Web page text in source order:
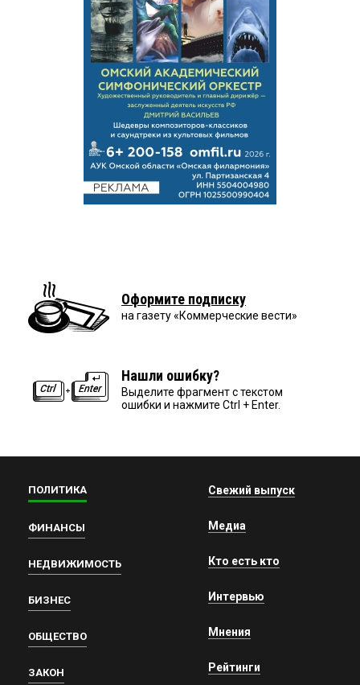
Оформите подписку
на газету «Коммерческие вести»
Нашли ошибку?
Выделите фрагмент с текстом
ошибки и нажмите Ctrl + Enter.
ПОЛИТИКА
ФИНАНСЫ
НЕДВИЖИМОСТЬ
БИЗНЕС
ОБЩЕСТВО
ЗАКОН
Свежий выпуск
Медиа
Кто есть кто
Интервью
Мнения
Рейтинги